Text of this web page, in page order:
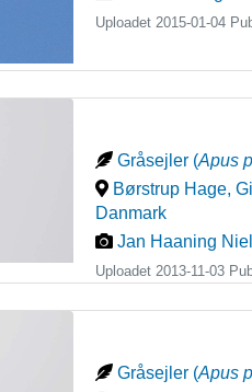
Uploadet 2015-01-04
Gråsejler (Apus
Børstrup Hage,
Danmark
Jan Haaning
Uploadet 2013-11-03
Gråsejler (Apus